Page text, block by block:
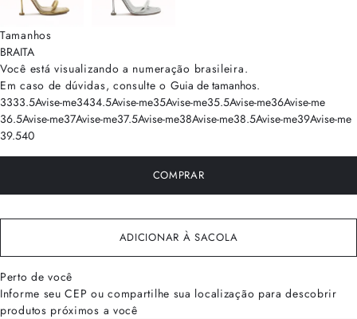
Tamanhos
BRAITA
Você está visualizando a numeração brasileira.
Em caso de dúvidas, consulte o Guia de tamanhos.
3333.5Avise-me3434.5Avise-me35Avise-me35.5Avise-me36Avise-me
36.5Avise-me37Avise-me37.5Avise-me38Avise-me38.5Avise-me39Avise-me
39.540
COMPRAR
ADICIONAR À SACOLA
Perto de você
Informe seu CEP ou compartilhe sua localização para descobrir
produtos próximos a você